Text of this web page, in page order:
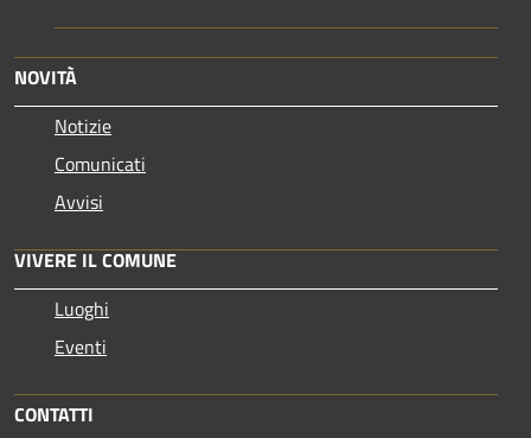
NOVITÀ
Notizie
Comunicati
Avvisi
VIVERE IL COMUNE
Luoghi
Eventi
CONTATTI